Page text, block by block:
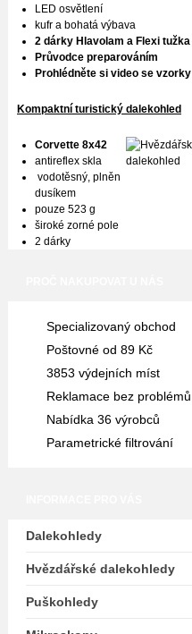
LED osvětlení
kufr a bohatá výbava
2 dárky Hlavolam a Flexi tužka
Průvodce preparováním
Prohlédněte si video se vzorky
Kompaktní turistický dalekohled
Corvette 8x42
antireflex skla
vodotěsný, plněn
dusíkem
pouze 523 g
široké zorné pole
2 dárky
Specializovaný obchod
Poštovné od 89 Kč
3853 výdejních míst
Reklamace bez problémů
Nabídka 36 výrobců
Parametrické filtrování
Dalekohledy
Hvězdářské dalekohledy
Puškohledy